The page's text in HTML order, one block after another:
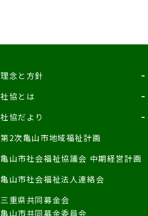
理念と方針
社協とは
社協だより
第2次亀山市地域福祉計画
亀山市社会福祉協議会 中期経営計画
亀山市社会福祉法人連絡会
三重県共同募金会
亀山市共同募金委員会